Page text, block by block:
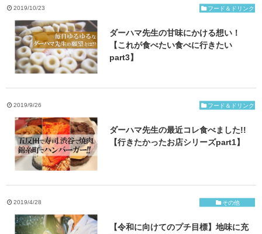
2019/10/23 フード＆ドリンク
ダーハマ先生の甘味にかける想い！
【これが食べたい食べに行きたい
part3】
2019/9/26 フード＆ドリンク
ダーハマ先生の最近コレ食べました!!
【行きたかったお店シリーズpart1】
2019/4/28 その他
【令和に向けてのプチ目標】地味に充